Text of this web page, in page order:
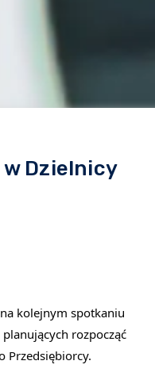
Dzielnicy
na kolejnym spotkaniu
rozpocząć
Przedsiębiorcy.